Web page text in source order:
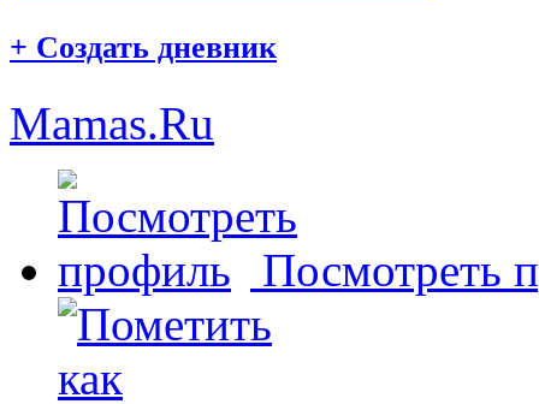
+ Создать дневник
Mamas.Ru
Посмотреть